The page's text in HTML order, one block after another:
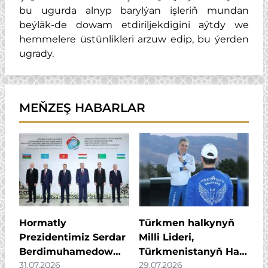
bu ugurda alnyp barylýan işleriň mundan
beýläk-de dowam etdiriljekdigini aýtdy we
hemmelere üstünlikleri arzuw edip, bu ýerden
ugrady.
MEŇZEŞ HABARLAR
Hormatly
Prezidentimiz Serdar
Berdimuhamedow
31.07.2026
Türkmen halkynyň
Milli Lideri,
Türkmenistanyň Halk
29.07.2026